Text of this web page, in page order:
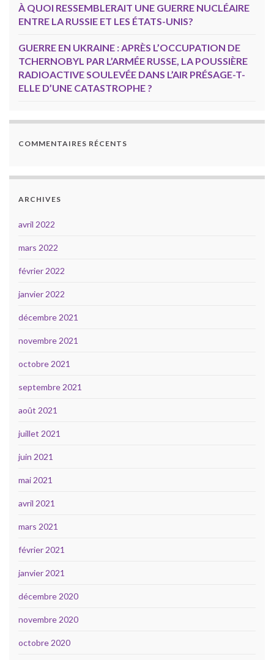
À QUOI RESSEMBLERAIT UNE GUERRE NUCLÉAIRE
ENTRE LA RUSSIE ET LES ÉTATS-UNIS?
GUERRE EN UKRAINE : APRÈS L’OCCUPATION DE
TCHERNOBYL PAR L’ARMÉE RUSSE, LA POUSSIÈRE
RADIOACTIVE SOULEVÉE DANS L’AIR PRÉSAGE-T-
ELLE D’UNE CATASTROPHE ?
COMMENTAIRES RÉCENTS
ARCHIVES
avril 2022
mars 2022
février 2022
janvier 2022
décembre 2021
novembre 2021
octobre 2021
septembre 2021
août 2021
juillet 2021
juin 2021
mai 2021
avril 2021
mars 2021
février 2021
janvier 2021
décembre 2020
novembre 2020
octobre 2020